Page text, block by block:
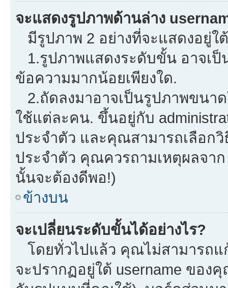
จะแสดงรูปภาพด้านล่าง
มีรูปภาพ 2 อย่างที่จะแสดงอยู่ใ
1.รูปภาพแสดงระดับขั้น อาจเ
ข้อความมากน้อยเพียงใด.
2.ถัดลงมาอาจเป็นรูปภาพขนา
ใช้แต่ละคน. ขึ้นอยู่กับ
ประจำตัว และคุณสามารถเลือก
ประจำตัว คุณควรถามเหตุผลจาก
นั้นจะต้องดีพอ!)
ข้างบน
จะเปลี่ยนระดับขั้นได้อย่างไร?
โดยทั่วไปแล้ว คุณไม่สามารถ
จะปรากฏอยู่ใต้ username ขอ